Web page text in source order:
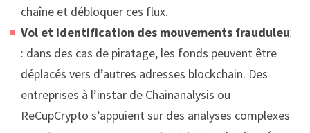
chaîne et débloquer ces flux.
Vol et identification des mouvements frauduleux
: dans des cas de piratage, les fonds peuvent être
déplacés vers d’autres adresses blockchain. Des
entreprises à l’instar de Chainanalysis ou
ReCupCrypto s’appuient sur des analyses complexes